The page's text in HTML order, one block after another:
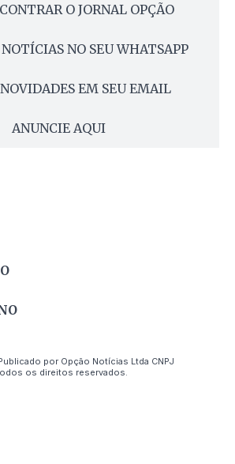
O JORNAL OPÇÃO
NO SEU WHATSAPP
EM SEU EMAIL
ANUNCIE AQUI
por Opção Notícias Ltda CNPJ
os direitos reservados.